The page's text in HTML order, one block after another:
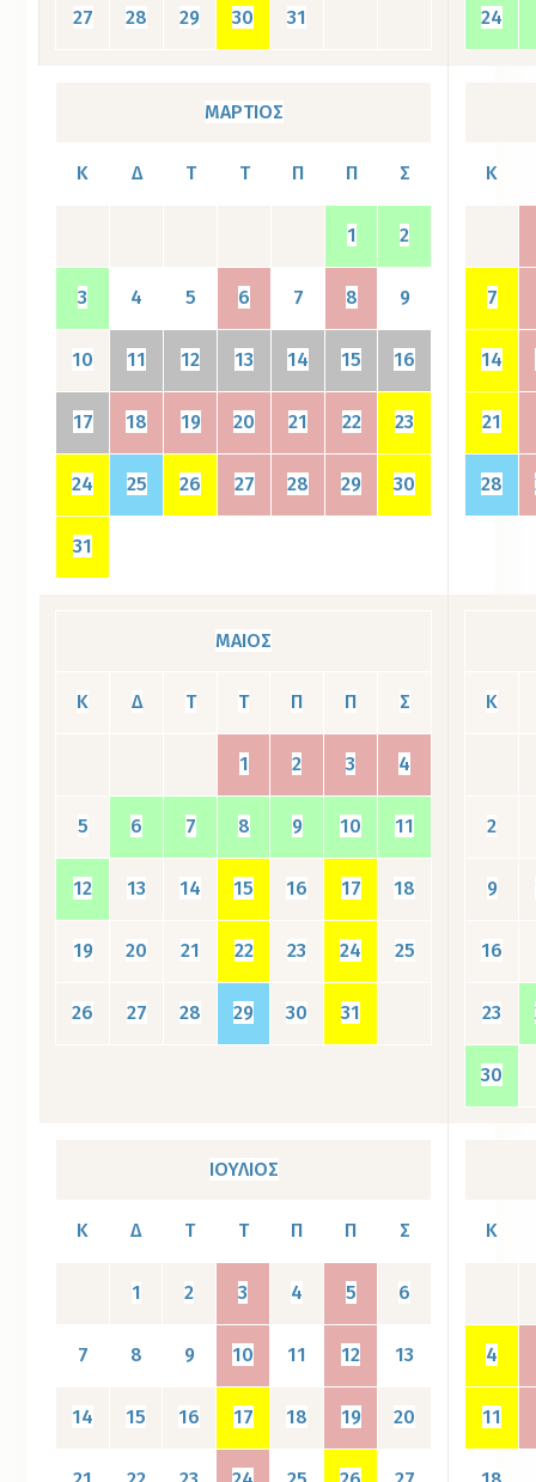
27 28 29 30 31 24
ΜΑΡΤΙΟΣ
Κ Δ Τ Τ Π Π Σ
1 2
3 4 5 6 7 8 9
10 11 12 13 14 15 16
17 18 19 20 21 22 23
24 25 26 27 28 29 30
31
Κ
7
14
21
28
ΜΑΙΟΣ
Κ Δ Τ Τ Π Π Σ
1 2 3 4
5 6 7 8 9 10 11
12 13 14 15 16 17 18
19 20 21 22 23 24 25
26 27 28 29 30 31
Κ
2
9
16
23
30
ΙΟΥΛΙΟΣ
Κ Δ Τ Τ Π Π Σ
1 2 3 4 5 6
7 8 9 10 11 12 13
14 15 16 17 18 19 20
Κ
4
11